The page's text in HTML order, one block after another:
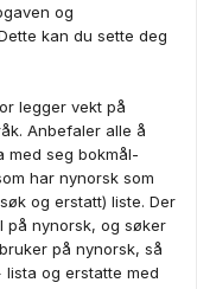
og
kan du sette deg
legger vekt på
Anbefaler alle å
med seg bokmål-
har nynorsk som
og erstatt) liste. Der
på nynorsk, og søker
på nynorsk, så
og erstatte med